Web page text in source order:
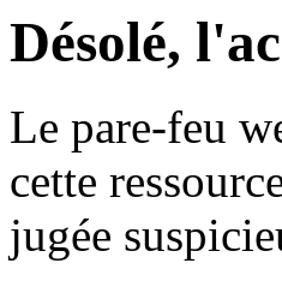
Désolé,
Le pare-feu
cette
jugée